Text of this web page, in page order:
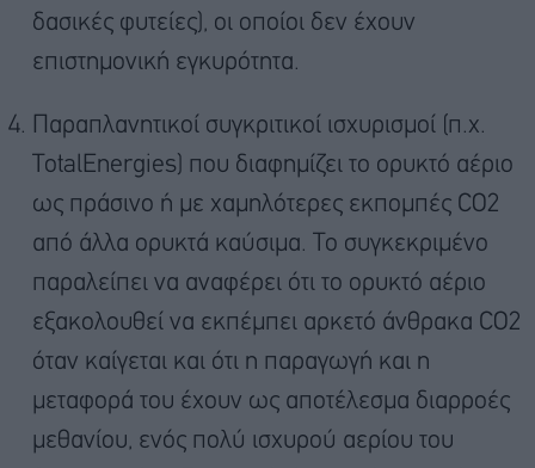
δασικές φυτείες), οι οποίοι δεν έχουν
επιστημονική εγκυρότητα.
Παραπλανητικοί συγκριτικοί ισχυρισμοί (π.χ.
TotalEnergies) που διαφημίζει το ορυκτό αέριο
ως πράσινο ή με χαμηλότερες εκπομπές CO2
από άλλα ορυκτά καύσιμα. Το συγκεκριμένο
παραλείπει να αναφέρει ότι το ορυκτό αέριο
εξακολουθεί να εκπέμπει αρκετό άνθρακα CO2
όταν καίγεται και ότι η παραγωγή και η
μεταφορά του έχουν ως αποτέλεσμα διαρροές
μεθανίου, ενός πολύ ισχυρού αερίου του